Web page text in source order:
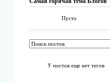
Пусто
У постов еще нет тегов